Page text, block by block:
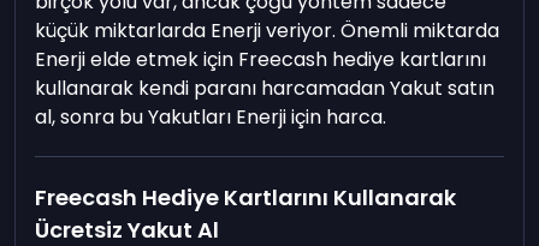
küçük miktarlarda Enerji veriyor. Önemli miktarda
Enerji elde etmek için Freecash hediye kartlarını
kullanarak kendi paranı harcamadan Yakut satın
al, sonra bu Yakutları Enerji için harca.
Freecash Hediye Kartlarını Kullanarak
Ücretsiz Yakut Al